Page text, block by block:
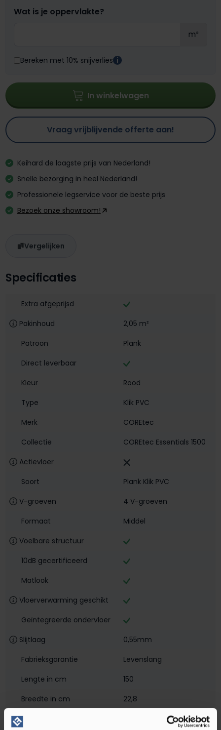
Specificaties
Extra afgeprijsd
Pakinhoud
2,05 m²
Patroon
Plank
Direct leverbaar
Kleur
Rood
Type
Klik PVC
Merk
COREtec
Collectie
COREtec Essentials 1500
Actievloer
Soort
Plank Klik PVC
V-groeven
4 V-groeven
Formaat
Middel
Voelbare structuur
10dB gecertificeerd
Matlook
Vloerverwarming geschikt
Geïntegreerde ondervloer
Slijtlaag
0,55mm
Fabrieksgarantie
Levenslang
Lengte in cm
150
Breedte in cm
22,8
Dikte in mm
Wat is je oppervlakte?
m²
Bereken met 10% snijverlies i
In winkelwagen
Vraag vrijblijvende offerte aan!
Keihard de laagste prijs van Nederland!
Snelle bezorging in heel Nederland!
Professionele legservice voor de beste prijs
Bezoek onze showroom!
Vergelijken